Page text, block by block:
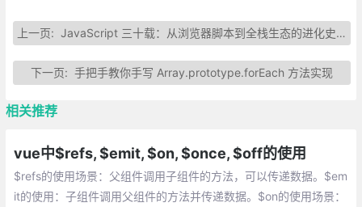
上一页:JavaScript 三十载：从浏览器脚本到全栈生态的进化史诗
下一页: 手把手教你手写 Array.prototype.forEach 方法实现
相关推荐
vue中$refs, $emit, $on, $once, $off的使用
$refs的使用场景：父组件调用子组件的方法，可以传递数据。$em
it的使用：子组件调用父组件的方法并传递数据。$on的使用场景：